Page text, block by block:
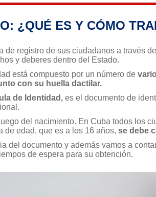
¿QUÉ ES Y CÓMO
de registro de sus ciudadanos a través
y deberes dentro del Estado.
está compuesto por un número de
con su huella dactilar.
de Identidad, es el documento de
del nacimiento. En Cuba todos los
de edad, que es a los 16 años, se debe
del documento y además vamos a
de espera para su obtención.